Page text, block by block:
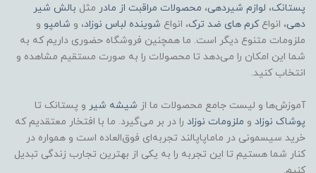
پستانک، لوازم شیردهی، محصولات مراقبت از مادر مثل بالش شیر
دهی، انواعکرم های ضد ترک، انواع شوینده لباس نوزاد، و شامپو و
ملزومات متنوع دیگر است. ما همچنین فروشگاه حضوری داریم که به
شما این امکان را می‌دهد تا محصولات را به صورت مستقیم مشاهده و
انتخاب کنید.
آموزش‌ها و لیست جامع محصولات ما از شیشه شیر و پستانک تا
پوشاک نوزاد و ملزومات نوزاد را در بر می‌گیرد. ما با افتخار معتقدیم که
خرید سیسمونی در ماماپاپالند تجربه‌ای فوق‌العاده است و همواره در
کنار شما هستیم تا این تجربه را به یکی از بهترین تجارب زندگی تبدیل